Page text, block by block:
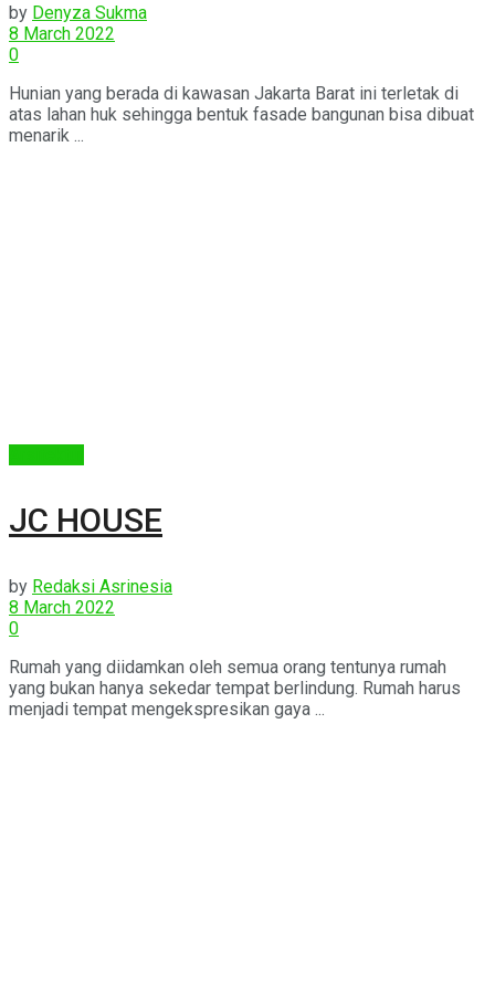
by Denyza Sukma
8 March 2022
0
Hunian yang berada di kawasan Jakarta Barat ini terletak di
atas lahan huk sehingga bentuk fasade bangunan bisa dibuat
menarik ...
JC HOUSE
by Redaksi Asrinesia
8 March 2022
0
Rumah yang diidamkan oleh semua orang tentunya rumah
yang bukan hanya sekedar tempat berlindung. Rumah harus
menjadi tempat mengekspresikan gaya ...